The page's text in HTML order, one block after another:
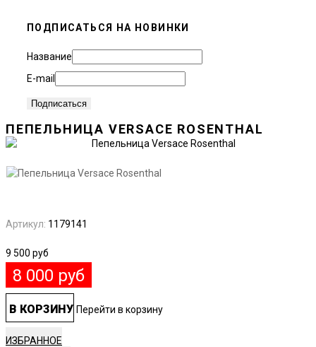
ПОДПИСАТЬСЯ НА НОВИНКИ
Название
E-mail
ПЕПЕЛЬНИЦА VERSACE ROSENTHAL
Артикул: 1179141
9 500 руб
8 000 руб
В КОРЗИНУ Перейти в корзину
ИЗБРАННОЕ